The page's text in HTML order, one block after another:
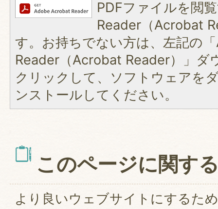
PDFファイルを閲
Reader（Acrobat
す。お持ちでない方は、左記の
Reader（Acrobat Reader）」ダ
クリックして、ソフトウェアを
ンストールしてください。
このページに関す
より良いウェブサイトにするた